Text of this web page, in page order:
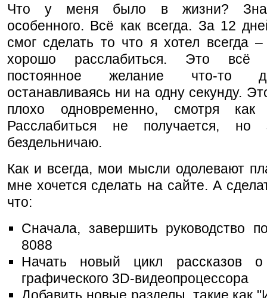
Что у меня было в жизни?
особенного. Всё как всегда. За 12
смог сделать то что я хотел всегда
хорошо расслабиться. Это всё
постоянное желание что-то
останавливаясь ни на одну секунду.
плохо одновременно, смотря как
Расслабиться не получается,
бездельничаю.
Как и всегда, мои мысли одолевают
мне хочется сделать на сайте. А
что:
Сначала, завершить руководство
8088
Начать новый цикл рассказов о
графического 3D-видеопроцессора